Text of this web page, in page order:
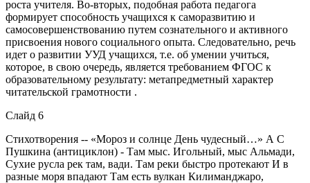
роста учителя. Во-вторых, подобная работа педагога
формирует способность учащихся к саморазвитию и
самосовершенствованию путем сознательного и активного
присвоения нового социального опыта. Следовательно, речь
идет о развитии УУД учащихся, т.е. об умении учиться,
которое, в свою очередь, является требованием ФГОС к
образовательному результату: метапредметный характер
читательской грамотности .
Слайд 6
Стихотворения -- «Мороз и солнце День чудесный…» А С
Пушкина (антициклон) - Там мыс. Игольный, мыс Альмади,
Сухие русла рек там, вади. Там реки быстро протекают И в
разные моря впадают Там есть вулкан Килиманджаро,